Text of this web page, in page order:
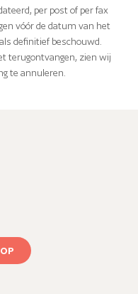
per post of per fax
vóór de datum van het
definitief beschouwd.
terugontvangen, zien wij
te annuleren.